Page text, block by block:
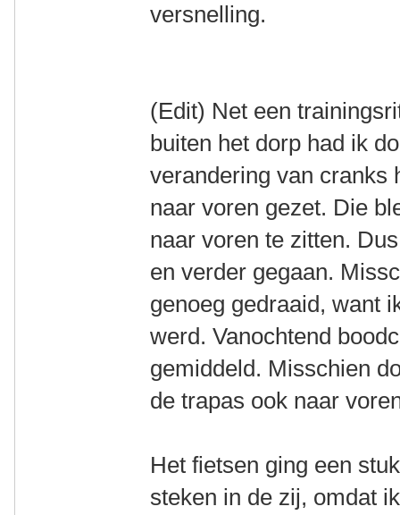
versnelling.
(Edit) Net een
buiten het dorp had ik
verandering van cranks
naar voren gezet. Die
naar voren te zitten.
en verder gegaan.
genoeg gedraaid, want
werd. Vanochtend
gemiddeld. Misschien
de trapas ook naar
Het fietsen ging een
steken in de zij, omdat